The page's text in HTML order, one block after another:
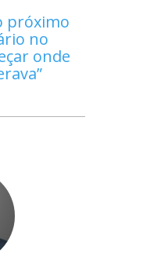
próximo
no
onde